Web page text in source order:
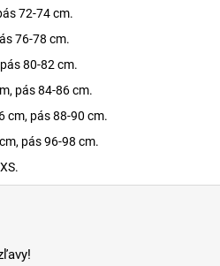
72-74 cm.
76-78 cm.
80-82 cm.
pás 84-86 cm.
cm, pás 88-90 cm.
pás 96-98 cm.